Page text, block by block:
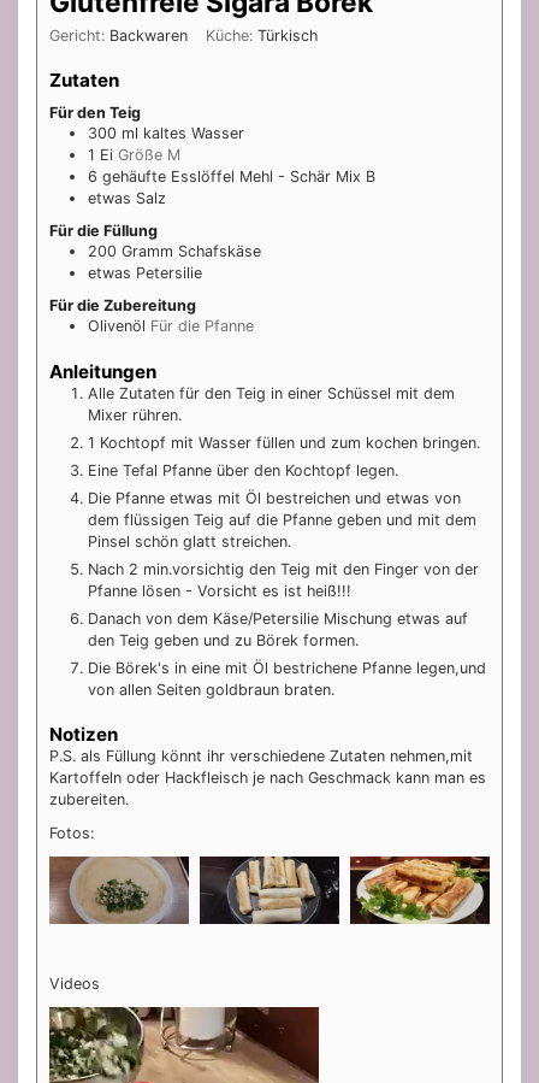
Gericht: Backwaren Küche:Türkisch
Zutaten
Für den Teig
300 ml kaltes Wasser
1 Ei Größe M
6 gehäufte Esslöffel Mehl - Schär Mix B
etwas Salz
Für die Füllung
200 Gramm Schafskäse
etwas Petersilie
Für die Zubereitung
Olivenöl Für die Pfanne
Anleitungen
Alle Zutaten für den Teig in einer Schüssel mit dem
Mixer rühren.
1 Kochtopf mit Wasser füllen und zum kochen bringen.
Eine Tefal Pfanne über den Kochtopf legen.
Die Pfanne etwas mit Öl bestreichen und etwas von
dem flüssigen Teig auf die Pfanne geben und mit dem
Pinsel schön glatt streichen.
Nach 2 min.vorsichtig den Teig mit den Finger von der
Pfanne lösen - Vorsicht es ist heiß!!!
Danach von dem Käse/Petersilie Mischung etwas auf
den Teig geben und zu Börek formen.
Die Börek's in eine mit Öl bestrichene Pfanne legen,und
von allen Seiten goldbraun braten.
Notizen
P.S. als Füllung könnt ihr verschiedene Zutaten nehmen,mit
Kartoffeln oder Hackfleisch je nach Geschmack kann man es
zubereiten.
Fotos:
Videos